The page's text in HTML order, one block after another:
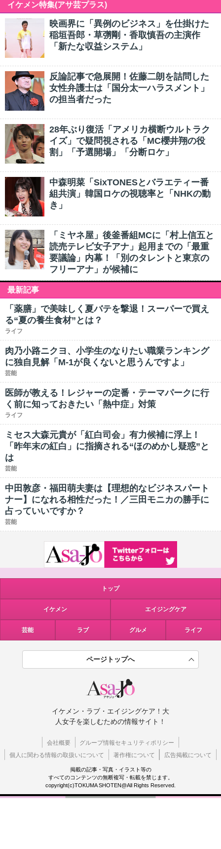
イケメン特集(アサ芸プラス)
映画界に「異例のビジネス」を仕掛けた
稲垣吾郎・草彅剛・香取慎吾の主演作
「新たな収益システム」
反論記事で急展開！佐藤二朗を詰問した
女性弁護士は「国分太一ハラスメント」
の担当者だった
28年ぶり復活「アメリカ横断ウルトラク
イズ」で疑問視される「MC櫻井翔の役
割」「予選開場」「分断ロケ」
中森明菜「SixTONESとバラエティー番
組共演」韓国ロケの視聴率と「NHKの動
き」
「ミヤネ屋」後釜番組MCに「村上信五と
読売テレビ女子アナ」起用までの「最重
要議論」内幕！「別のタレントと東京の
フリーアナ」が候補に
最新記事
「薬膳」で美味しく夏バテを撃退！スーパーで買え
る“夏の養生食材”とは？
ライフ
肉乃小路ニクヨ、小学生のなりたい職業ランキング
に独自見解「M-1が良くないと思うんですよ」
芸能
医師が教える！レジャーの定番・テーマパークに行
く前に知っておきたい「熱中症」対策
ライフ
ミセス大森元貴が「紅白司会」有力候補に浮上！
「昨年末の紅白」に指摘される“ほのめかし疑惑”と
は
芸能
中田敦彦・福田萌夫妻は【理想的なビジネスパート
ナー】になれる相性だった！／三田モニカの勝手に
占っていいですか？
芸能
トップ
イケメン エイジングケア
芸能 ラブ グルメ ライフ
ページトップへ
イケメン・ラブ・エイジングケア！大
人女子を楽しむための情報サイト！
会社概要
グループ情報セキュリティポリシー
個人に関わる情報の取扱いについて
著作権について 広告掲載について
掲載の記事・写真・イラスト等の
すべてのコンテンツの無断複写・転載を禁じます。
copyright(c)TOKUMA SHOTEN@All Rights Reserved.